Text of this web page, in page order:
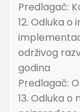
Predlagač:
12. Odluka o
održivog
godina
Predlagač:
13. Odluka